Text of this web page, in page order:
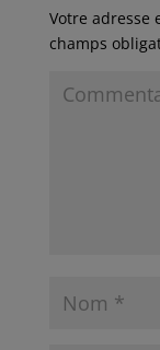
Votre adresse
champs